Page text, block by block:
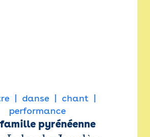
danse
chant
performance
famille pyrénéenne